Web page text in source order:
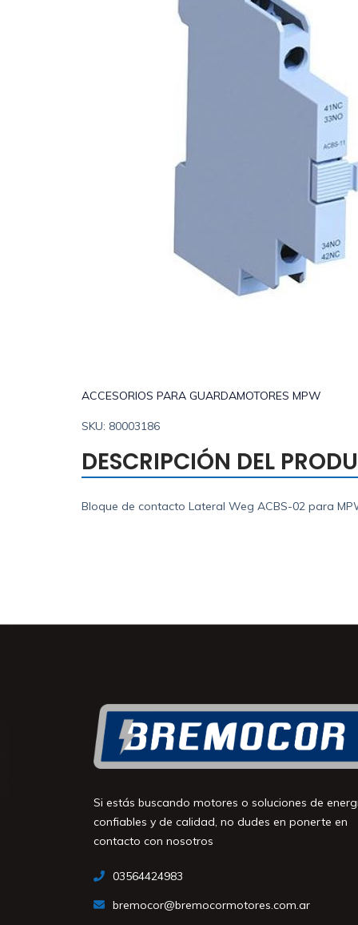
ACCESORIOS PARA GUARDAMOTORES MPW
SKU: 80003186
DESCRIPCIÓN DEL
Bloque de contacto Lateral Weg ACBS-02 para
Si estás buscando motores o soluciones de
confiables y de calidad, no dudes en ponerte en
contacto con nosotros
03564424983
bremocor@bremocormotores.com.ar